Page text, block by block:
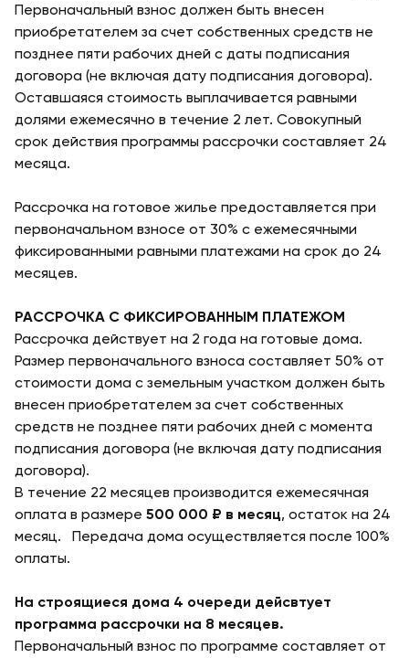
Первоначальный взнос должен быть внесен
приобретателем за счет собственных средств не
позднее пяти рабочих дней с даты подписания
договора (не включая дату подписания договора).
Оставшаяся стоимость выплачивается равными
долями ежемесячно в течение 2 лет. Совокупный
срок действия программы рассрочки составляет 24
месяца.
Рассрочка на готовое жилье предоставляется при
первоначальном взносе от 30% с ежемесячными
фиксированными равными платежами на срок до 24
месяцев.
РАССРОЧКА С ФИКСИРОВАННЫМ ПЛАТЕЖОМ
Рассрочка действует на 2 года на готовые дома.
Размер первоначального взноса составляет 50% от
стоимости дома с земельным участком должен быть
внесен приобретателем за счет собственных
средств не позднее пяти рабочих дней с момента
подписания договора (не включая дату подписания
договора).
В течение 22 месяцев производится ежемесячная
оплата в размере 500 000 ₽ в месяц, остаток на 24
месяц. Передача дома осуществляется после 100%
оплаты.
На строящиеся дома 4 очереди дейсвтует
программа рассрочки на 8 месяцев.
Первоначальный взнос по программе составляет от